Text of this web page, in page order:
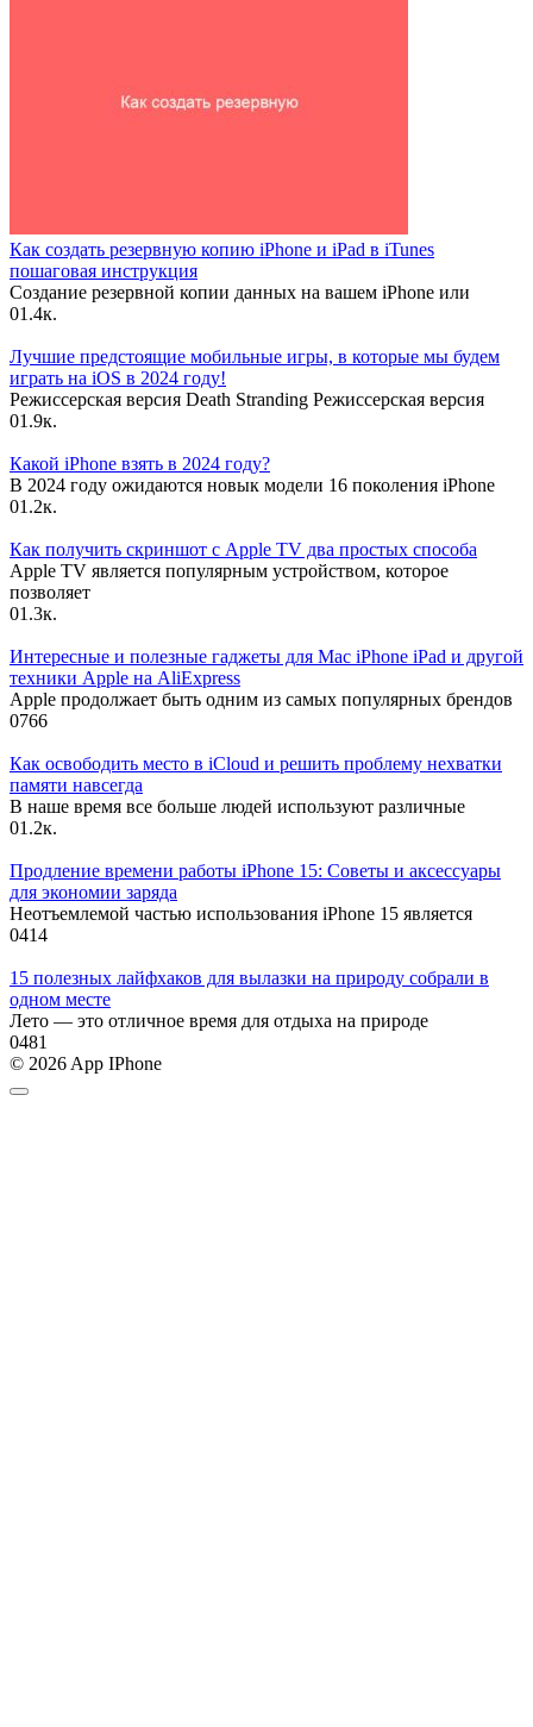
Как создать резервную копию iPhone и iPad в iTunes
пошаговая инструкция
Создание резервной копии данных на вашем iPhone или
01.4к.
Лучшие предстоящие мобильные игры, в которые мы будем
играть на iOS в 2024 году!
Режиссерская версия Death Stranding Режиссерская версия
01.9к.
Какой iPhone взять в 2024 году?
В 2024 году ожидаются новык модели 16 поколения iPhone
01.2к.
Как получить скриншот с Apple TV два простых способа
Apple TV является популярным устройством, которое
позволяет
01.3к.
Интересные и полезные гаджеты для Mac iPhone iPad и другой
техники Apple на AliExpress
Apple продолжает быть одним из самых популярных брендов
0766
Как освободить место в iCloud и решить проблему нехватки
памяти навсегда
В наше время все больше людей используют различные
01.2к.
Продление времени работы iPhone 15: Советы и аксессуары
для экономии заряда
Неотъемлемой частью использования iPhone 15 является
0414
15 полезных лайфхаков для вылазки на природу собрали в
одном месте
Лето — это отличное время для отдыха на природе
0481
© 2026 App IPhone